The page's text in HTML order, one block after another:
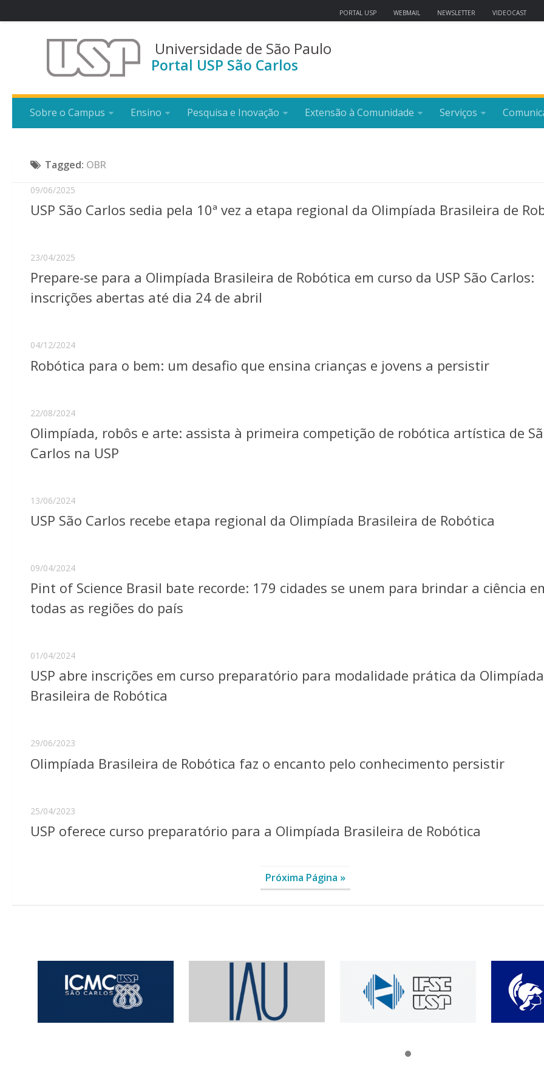
PORTAL USP WEBMAIL NEWSLETTER VIDEOCAST
Universidade de São Paulo
Portal USP São Carlos
Sobre o Campus Ensino Pesquisa e Inovação Extensão à Comunidade Serviços
Tagged: OBR
09/06/2025
USP São Carlos sedia pela 10ª vez a etapa regional da Olimpíada Brasileira de
23/04/2025
Prepare-se para a Olimpíada Brasileira de Robótica em curso da USP São Carlos:
inscrições abertas até dia 24 de abril
04/12/2024
Robótica para o bem: um desafio que ensina crianças e jovens a persistir
22/08/2024
Olimpíada, robôs e arte: assista à primeira competição de robótica artística de
Carlos na USP
13/06/2024
USP São Carlos recebe etapa regional da Olimpíada Brasileira de Robótica
09/04/2024
Pint of Science Brasil bate recorde: 179 cidades se unem para brindar a ciência
todas as regiões do país
01/04/2024
USP abre inscrições em curso preparatório para modalidade prática da Olimpíada
Brasileira de Robótica
29/06/2023
Olimpíada Brasileira de Robótica faz o encanto pelo conhecimento persistir
25/04/2023
USP oferece curso preparatório para a Olimpíada Brasileira de Robótica
Próxima Página »